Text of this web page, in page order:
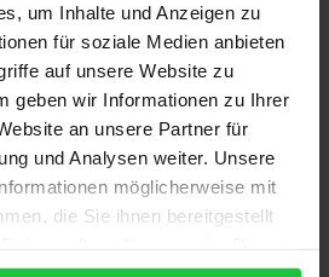
um Inhalte und Anzeigen zu
für soziale Medien anbieten
auf unsere Website zu
geben wir Informationen zu Ihrer
an unsere Partner für
und Analysen weiter. Unsere
möglicherweise mit
die Sie ihnen bereitgestellt
preiswerte Tickets wurde das
zugänglich
des Einzelnen erhöht.
und ein hieraus
führen für viele Low-Cost-
Notwendigkeit, Strategien
entwickeln, um ein langfristiges
Vor diesem Hintergrund